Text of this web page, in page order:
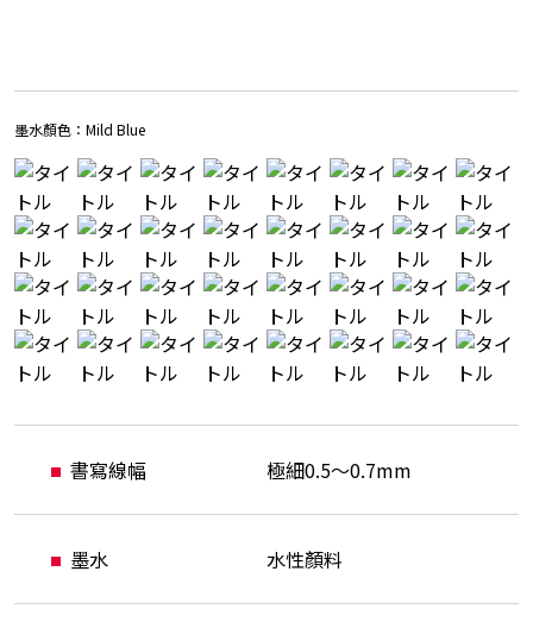
墨水顏色： Mild Blue
書寫線幅 極細0.5～0.7mm
墨水 水性顏料